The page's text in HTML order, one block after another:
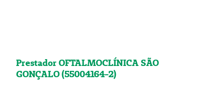
Prestador OFTALMOCLÍNICA SÃO
GONÇALO (55004164-2)